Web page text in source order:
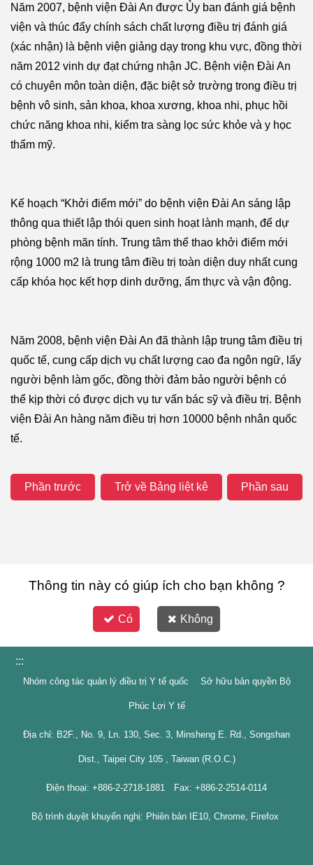
Năm 2007, bệnh viện Đài An được Ủy ban đánh giá bệnh
viện và thúc đẩy chính sách chất lượng điều trị đánh giá
(xác nhận) là bệnh viện giảng dạy trong khu vực, đồng thời
năm 2012 vinh dự đạt chứng nhận JC. Bệnh viện Đài An
có chuyên môn toàn diện, đặc biệt sở trường trong điều trị
bệnh vô sinh, sản khoa, khoa xương, khoa nhi, phục hồi
chức năng khoa nhi, kiểm tra sàng lọc sức khỏe và y học
thẩm mỹ.
Kế hoạch “Khởi điểm mới” do bệnh viện Đài An sáng lập
thông qua thiết lập thói quen sinh hoạt lành mạnh, để dự
phòng bệnh mãn tính. Trung tâm thể thao khởi điểm mới
rộng 1000 m2 là trung tâm điều trị toàn diện duy nhất cung
cấp khóa học kết hợp dinh dưỡng, ẩm thực và vận động.
Năm 2008, bệnh viện Đài An đã thành lập trung tâm điều trị
quốc tế, cung cấp dịch vụ chất lượng cao đa ngôn ngữ, lấy
người bệnh làm gốc, đồng thời đảm bảo người bệnh có
thể kịp thời có được dịch vụ tư vấn bác sỹ và điều trị. Bệnh
viện Đài An hàng năm điều trị hơn 10000 bệnh nhân quốc
tế.
Phần trước Trở về Bảng liệt kê Phần sau
Thông tin này có giúp ích cho bạn không ?
Có Không
:::
Nhóm công tác quản lý điều trị Y tế quốc Sở hữu bản quyền Bộ
Phúc Lợi Y tế
Địa chỉ: B2F., No. 9, Ln. 130, Sec. 3, Minsheng E. Rd., Songshan
Dist., Taipei City 105 , Taiwan (R.O.C.)
Điện thoại: +886-2-2718-1881 Fax: +886-2-2514-0114
Bộ trình duyệt khuyến nghị: Phiên bản IE10, Chrome, Firefox